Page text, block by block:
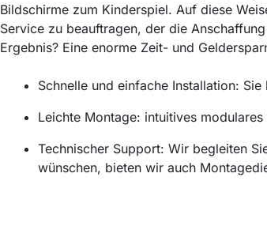
Bildschirme zum Kinderspiel. Auf diese
Service zu beauftragen, der die
Ergebnis? Eine enorme Zeit- und
Schnelle und einfache Installation:
Leichte Montage: intuitives
Technischer Support: Wir begleiten
wünschen, bieten wir auch